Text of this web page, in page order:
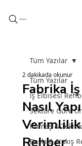
Arama
Tüm Yazılar
İş Elbisesi
Sektöre Göre
Kumaş &
Baskı & Nakış
Tüm Yazılar
Fabrika
Nasıl
Verimlilik
Rehber
2 dakikada okunur